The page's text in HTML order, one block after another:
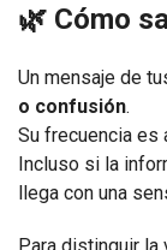
🌿 Cómo
Un mensaje de
o confusión.
Su frecuencia es
Incluso si la
llega con una
Para distinguir la